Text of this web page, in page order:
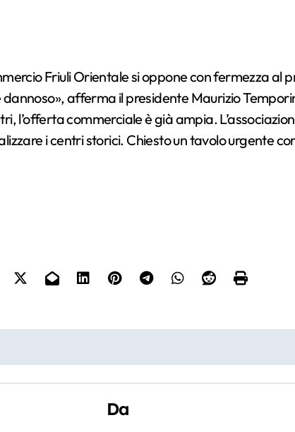
afferma il presidente Maurizio
l’offerta commerciale è già ampia.
i centri storici. Chiesto un tavolo urgente
Da